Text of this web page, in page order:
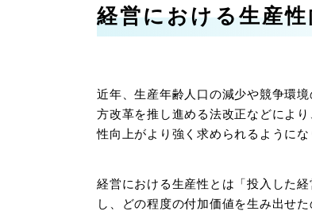
経営における生産性
近年、生産年齢人口の減少や競争環境
方改革を推し進める法改正などによ
性向上がより強く求められるようにな
経営における生産性とは「投入した
し、どの程度の付加価値を生み出せ